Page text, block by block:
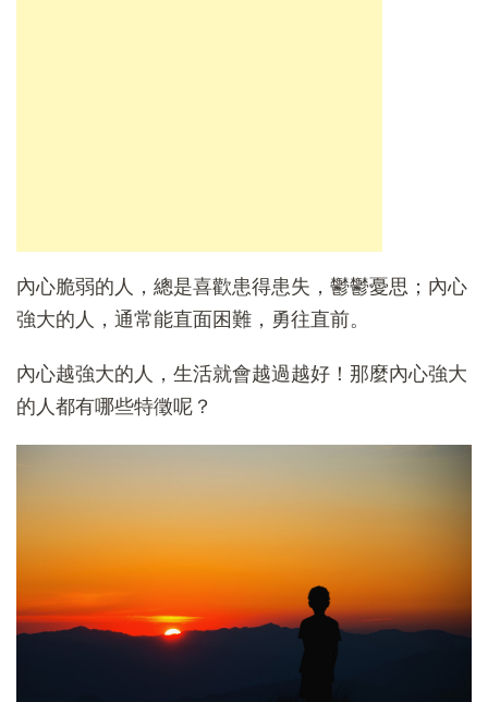
內心脆弱的人，總是喜歡患得患失，鬱鬱憂思；內心
強大的人，通常能直面困難，勇往直前。
內心越強大的人，生活就會越過越好！那麼內心強大
的人都有哪些特徵呢？